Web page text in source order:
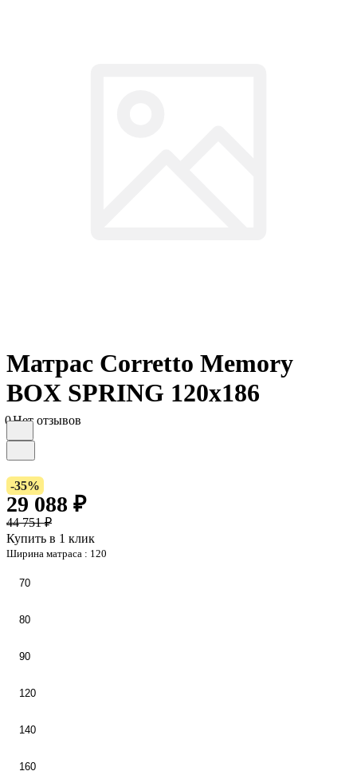
Матрас Corretto Memory
BOX SPRING 120х186
0Нет отзывов
-35%
29 088 ₽
44 751 ₽
Купить в 1 клик
Ширина матраса : 120
70
80
90
120
140
160